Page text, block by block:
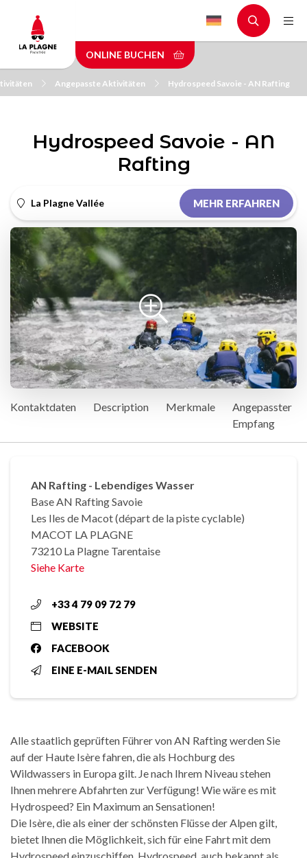
main
content
ONLINE BUCHEN
Angepasste Aktivitäten Hydrospeed Savoie - AN Rafting
Hydrospeed Savoie - AN
Rafting
La Plagne Vallée MEHR ERFAHREN
Kontaktdaten Description Merkmale
Angepasster
Empfang
AN Rafting - Lebendiges Wasser
Base AN Rafting Savoie
Les Iles de Macot (départ de la piste cyclable)
MACOT LA PLAGNE
73210 La Plagne Tarentaise
Siehe Karte
+33 4 79 09 72 79
WEBSITE
FACEBOOK
EINE E-MAIL SENDEN
Alle staatlich geprüften Führer von AN Rafting werden Sie
auf der Haute Isère fahren, die als Hochburg des
Wildwassers in Europa gilt. Je nach Ihrem Niveau stehen
Ihnen mehrere Abfahrten zur Verfügung! Wie wäre es mit
Hydrospeed? Ein Maximum an Sensationen!
Die Isère, die als einer der schönsten Flüsse der Alpen gilt,
bietet Ihnen die Möglichkeit, sich für eine Fahrt mit dem